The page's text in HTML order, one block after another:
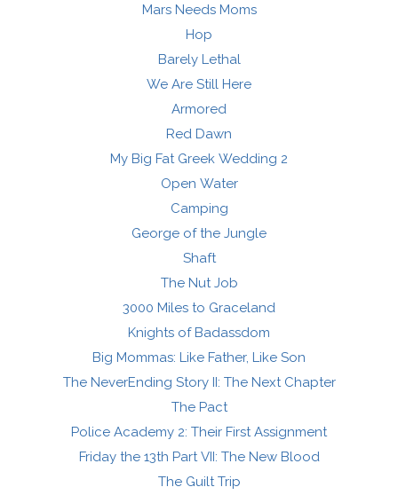
Mars Needs Moms
Hop
Barely Lethal
We Are Still Here
Armored
Red Dawn
My Big Fat Greek Wedding 2
Open Water
Camping
George of the Jungle
Shaft
The Nut Job
3000 Miles to Graceland
Knights of Badassdom
Big Mommas: Like Father, Like Son
The NeverEnding Story II: The Next Chapter
The Pact
Police Academy 2: Their First Assignment
Friday the 13th Part VII: The New Blood
The Guilt Trip